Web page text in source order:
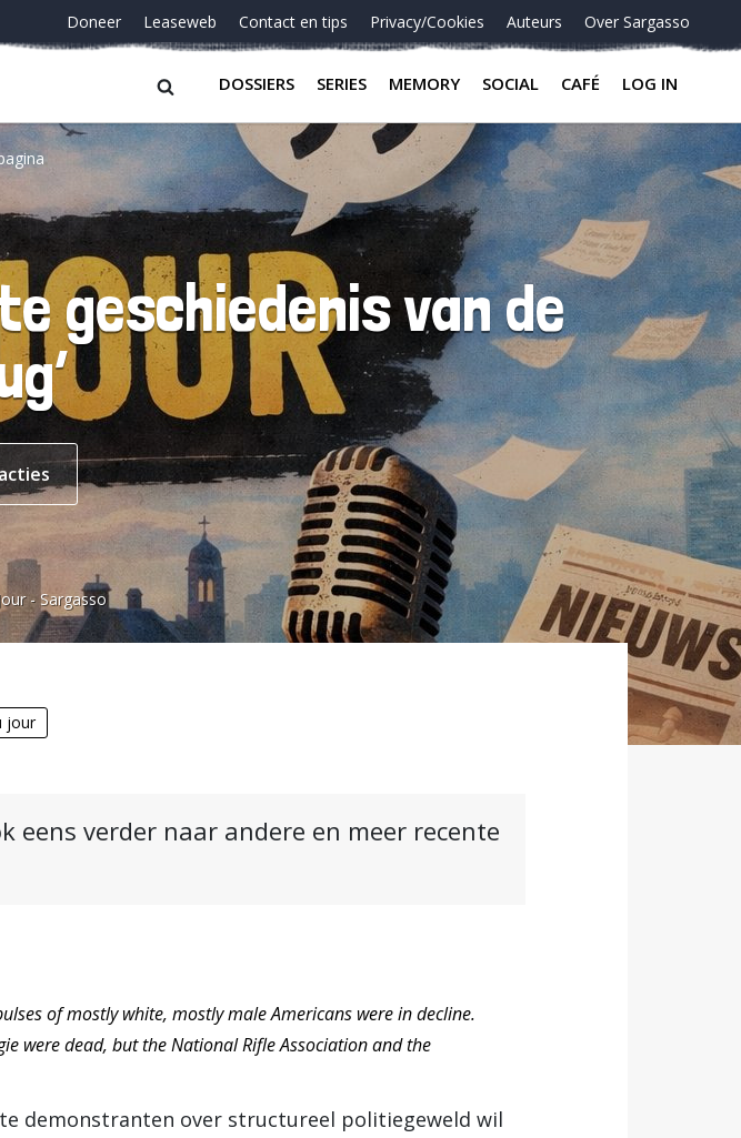
Doneer Leaseweb Contact en tips Privacy/Cookies Auteurs Over Sargasso
DOSSIERS SERIES MEMORY SOCIAL CAFÉ LOG IN
geschiedenis van de
- Sargasso
jour
eens verder naar andere en meer recente
of mostly white, mostly male Americans were in decline.
were dead, but the National Rifle Association and the
demonstranten over structureel politiegeweld wil